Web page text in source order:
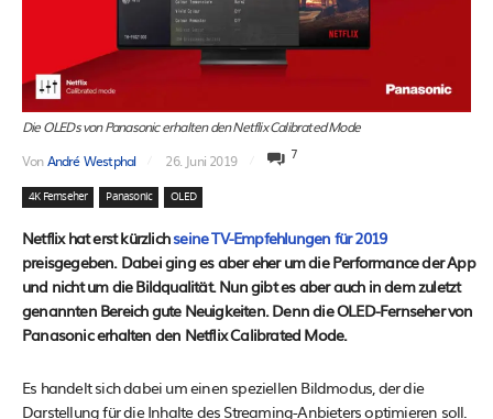
Die OLEDs von Panasonic erhalten den Netflix Calibrated Mode
VonAndré Westphal 26. Juni 2019 7
4K Fernseher Panasonic OLED
Netflix hat erst kürzlichseine TV-Empfehlungen für 2019
preisgegeben. Dabei ging es aber eher um die Performance der App
und nicht um die Bildqualität. Nun gibt es aber auch in dem zuletzt
genannten Bereich gute Neuigkeiten. Denn die OLED-Fernseher von
Panasonic erhalten den Netflix Calibrated Mode.
Es handelt sich dabei um einen speziellen Bildmodus, der die
Darstellung für die Inhalte des Streaming-Anbieters optimieren soll.